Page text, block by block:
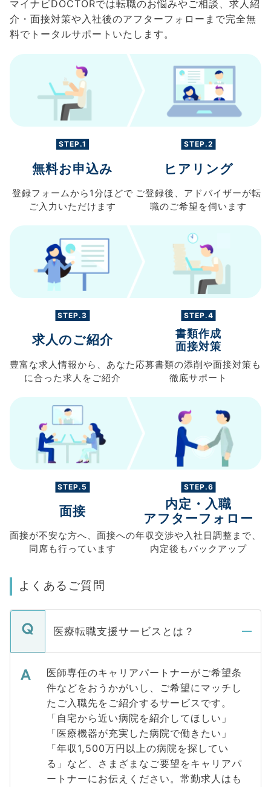
マイナビDOCTORでは転職のお悩みやご相談、求人紹
介・面接対策や入社後のアフターフォローまで完全無
料でトータルサポートいたします。
STEP.1
無料お申込み
登録フォームから 1分ほどで
ご入力 いただけます
STEP.2
ヒアリング
ご登録後、 アドバイザーが転
職のご希望を伺います
STEP.3
求人のご紹介
豊富な求人情報から、 あなた
に合った求人を ご紹介
STEP.4
書類作成
面接対策
応募書類の添削や面接対策も
徹底サポート
STEP.5
面接
面接が不安な方へ、 面接への
同席も行っています
STEP.6
内定・入職
アフターフォロー
年収交渉や入社日調整まで、
内定後もバックアップ
よくあるご質問
医療転職支援サービスとは？
医師専任のキャリアパートナーがご希望条
件などをおうかがいし、ご希望にマッチし
たご入職先をご紹介するサービスです。
「自宅から近い病院を紹介してほしい」
「医療機器が充実した病院で働きたい」
「年収1,500万円以上の病院を探してい
る」など、さまざまなご要望をキャリアパ
ートナーにお伝えください。常勤求人はも